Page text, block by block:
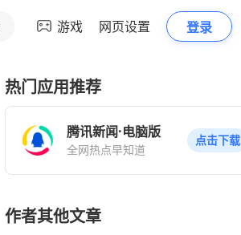
游戏 网页设置 登录
热门应用推荐
腾讯新闻·电脑版
全网热点早知道
点击下载
作者其他文章